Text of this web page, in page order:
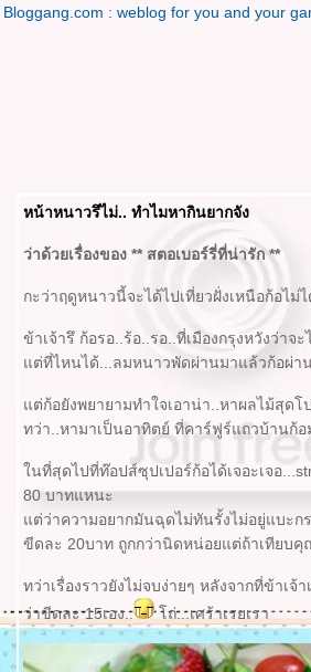
Bloggang.com : weblog for you and your
หน้าหนาวรึไม่.. ทำไมหากินยากจัง
ว่าด้วยเรื่องของ ** สตอเบอร์รี่ที่น่ารัก **
กะว่าฤดูหนาวนี้จะได้ไปเที่ยวฝั่งเหนือก้อไม่ไ
ข้าเจ้ารึ ก้อรอ..ร้อ..รอ..ที่เมืองกรุงหวังว่า
ต่ที่ไหนได้...ลมหนาวพัดผ่านมาแล้วก้อผ่าน
ต่ก้อยังพยายามทำใจเอาน่า..หาผลไม้สุดโ
ทว่า..หามาเป็นอาทิตย์ ที่คาร์ฟูร์แถวบ้านก้อ
นที่สุดไปที่ท๊อปส์ซุปเปอร์ก้อได้เจอะเจอ
80 บาทแหนะ
ต่ว่าความอยากมันฉุดไม่ทันรั้งไม่อยู่แบะกร
ขีดละ 20บาท ถูกกว่านิดหน่อยแต่ถ้าเทียบคุ
ทว่าเรื่องราวยังไม่จบง่ายๆ หลังจากที่ข้าเ
ว่าขีดละ 15เอง..
ถ่...เศร้าเรยเรา